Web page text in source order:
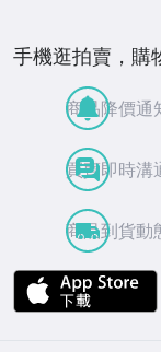
手機逛拍賣，購
商品降價通
買賣即時溝
商品到貨動